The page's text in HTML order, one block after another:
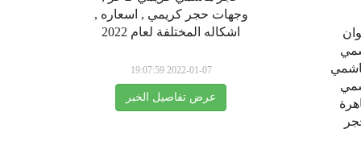
وجهات حجر كريمي , اسعاره ,
اشكاله المختلفة لعام 2022
2022-01-07 19:07:59
عرض تفاصيل الخبر